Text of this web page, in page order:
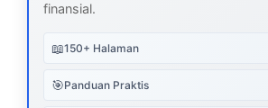
finansial.
📖150+ Halaman
🎯Panduan Praktis